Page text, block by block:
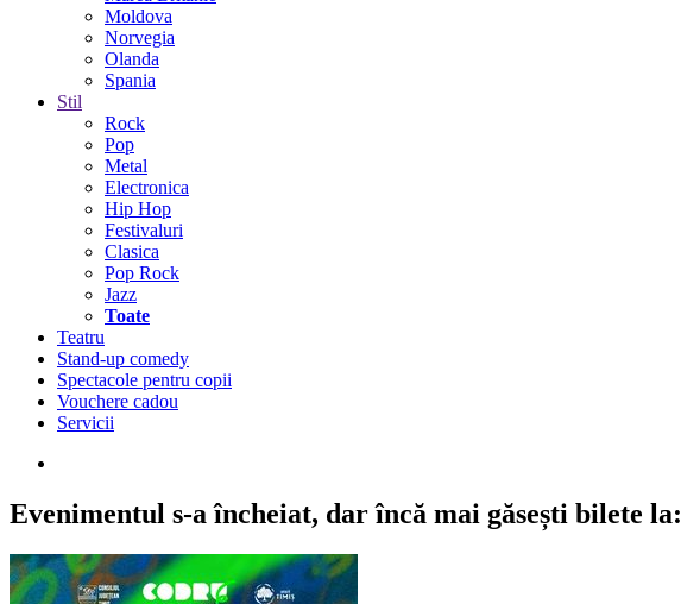
Moldova
Norvegia
Olanda
Spania
Stil
Rock
Pop
Metal
Electronica
Hip Hop
Festivaluri
Clasica
Pop Rock
Jazz
Toate
Teatru
Stand-up comedy
Spectacole pentru copii
Vouchere cadou
Servicii
Evenimentul s-a încheiat, dar încă mai găsești bilete la: